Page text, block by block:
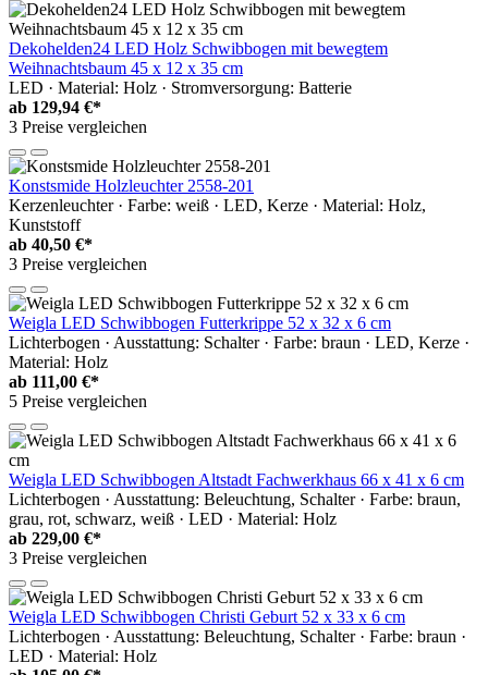
Dekohelden24 LED Holz Schwibbogen mit bewegtem
Weihnachtsbaum 45 x 12 x 35 cm
LED · Material: Holz · Stromversorgung: Batterie
ab 129,94 €*
3 Preise vergleichen
Konstsmide Holzleuchter 2558-201
Kerzenleuchter · Farbe: weiß · LED, Kerze · Material: Holz,
Kunststoff
ab 40,50 €*
3 Preise vergleichen
Weigla LED Schwibbogen Futterkrippe 52 x 32 x 6 cm
Lichterbogen · Ausstattung: Schalter · Farbe: braun · LED, Kerze ·
Material: Holz
ab 111,00 €*
5 Preise vergleichen
Weigla LED Schwibbogen Altstadt Fachwerkhaus 66 x 41 x 6 cm
Lichterbogen · Ausstattung: Beleuchtung, Schalter · Farbe: braun,
grau, rot, schwarz, weiß · LED · Material: Holz
ab 229,00 €*
3 Preise vergleichen
Weigla LED Schwibbogen Christi Geburt 52 x 33 x 6 cm
Lichterbogen · Ausstattung: Beleuchtung, Schalter · Farbe: braun ·
LED · Material: Holz